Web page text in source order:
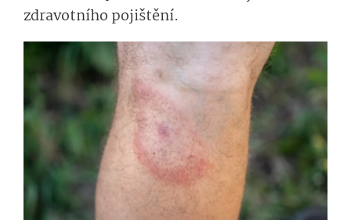
zdravotního pojištění.